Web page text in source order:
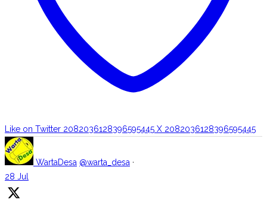
Like on Twitter 2082036128396595445 X 2082036128396595445
WartaDesa @warta_desa ·
28 Jul